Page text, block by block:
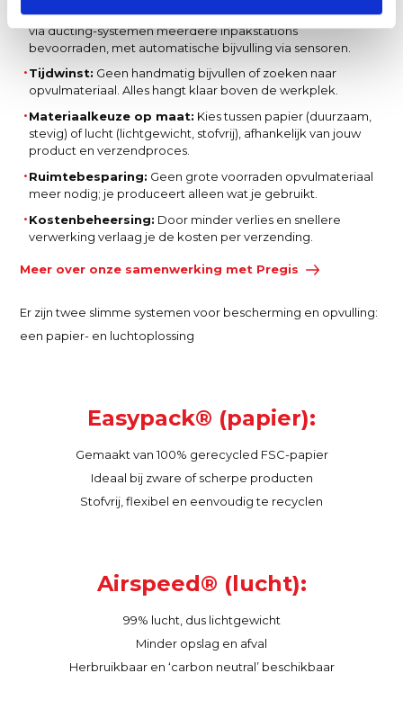
Efficiëntie & schaalbaarheid:Eén centrale machine kan
via ducting-systemen meerdere inpakstations
bevoorraden, met automatische bijvulling via sensoren.
Tijdwinst: Geen handmatig bijvullen of zoeken naar
opvulmateriaal. Alles hangt klaar boven de werkplek.
Materiaalkeuze op maat: Kies tussen papier (duurzaam,
stevig) of lucht (lichtgewicht, stofvrij), afhankelijk van jouw
product en verzendproces.
Ruimtebesparing: Geen grote voorraden opvulmateriaal
meer nodig; je produceert alleen wat je gebruikt.
Kostenbeheersing: Door minder verlies en snellere
verwerking verlaag je de kosten per verzending.
Meer over onze samenwerking met Pregis
Er zijn twee slimme systemen voor bescherming en opvulling:
een papier- en luchtoplossing
Easypack® (papier):
Gemaakt van 100% gerecycled FSC-papier
Ideaal bij zware of scherpe producten
Stofvrij, flexibel en eenvoudig te recyclen
Airspeed® (lucht):
99% lucht, dus lichtgewicht
Minder opslag en afval
Herbruikbaar en ‘carbon neutral’ beschikbaar